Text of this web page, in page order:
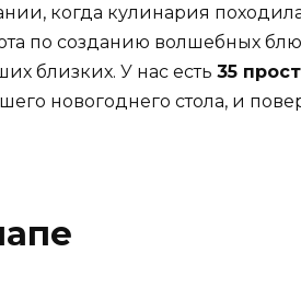
когда кулинария
по созданию волшебных
близких. У нас есть 35
новогоднего стола, и